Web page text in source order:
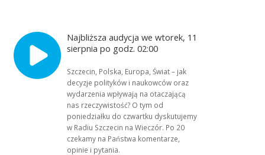
Najbliższa audycja we wtorek, 11
sierpnia po godz. 02:00
Szczecin, Polska, Europa, Świat – jak
decyzje polityków i naukowców oraz
wydarzenia wpływają na otaczającą
nas rzeczywistość? O tym od
poniedziałku do czwartku dyskutujemy
w Radiu Szczecin na Wieczór. Po 20
czekamy na Państwa komentarze,
opinie i pytania.